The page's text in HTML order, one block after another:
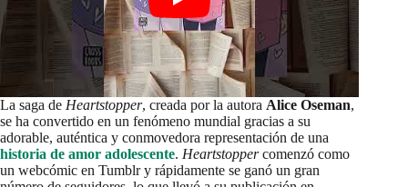
La saga de Heartstopper, creada por la autora Alice Oseman,
se ha convertido en un fenómeno mundial gracias a su
adorable, auténtica y conmovedora representación de una
historia de amor adolescente. Heartstoppercomenzó como
un webcómic en Tumblr y rápidamente se ganó un gran